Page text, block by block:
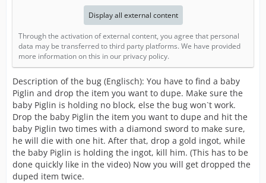
Display all external content
Through the activation of external content, you agree that personal
data may be transferred to third party platforms. We have provided
more information on this in our privacy policy.
Description of the bug (Englisch): You have to find a baby
Piglin and drop the item you want to dupe. Make sure the
baby Piglin is holding no block, else the bug won`t work.
Drop the baby Piglin the item you want to dupe and hit the
baby Piglin two times with a diamond sword to make sure,
he will die with one hit. After that, drop a gold ingot, while
the baby Piglin is holding the ingot, kill him. (This has to be
done quickly like in the video) Now you will get dropped the
duped item twice.